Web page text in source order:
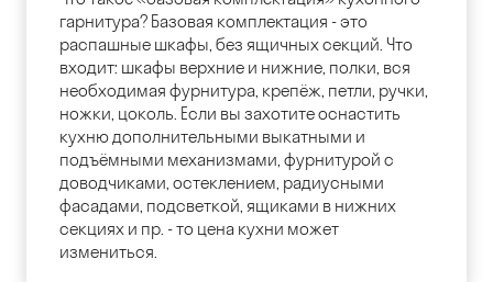
гарнитура? Базовая комплектация - это
распашные шкафы, без ящичных секций. Что
входит: шкафы верхние и нижние, полки, вся
необходимая фурнитура, крепёж, петли, ручки,
ножки, цоколь. Если вы захотите оснастить
кухню дополнительными выкатными и
подъёмными механизмами, фурнитурой с
доводчиками, остеклением, радиусными
фасадами, подсветкой, ящиками в нижних
секциях и пр. - то цена кухни может
измениться.